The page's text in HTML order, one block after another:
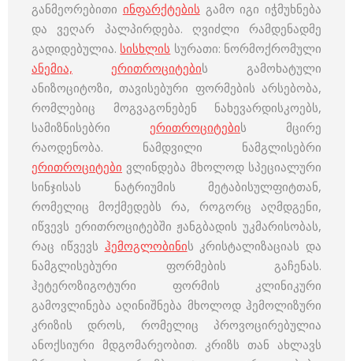
განმეორებითი ინფარქტების გამო იგი იჭმუხნება
და ვეღარ პალპირდება. ღვიძლი რამდენადმე
გადიდებულია. სისხლის სურათი: ნორმოქრომული
ანემია,
ერითროციტების გამოხატული
ანიზოციტოზი, თავისებური ფორმების არსებობა,
რომლებიც მოგვაგონებენ ნახევარდისკოებს,
სამიზნისებრი ერითროციტების მცირე
რაოდენობა. ნამდვილი ნამგლისებრი
ერითროციტები ვლინდება მხოლოდ სპეციალური
სინჯისას ნატრიუმის მეტაბისულფიტთან,
რომელიც მოქმედებს რა, როგორც აღმდგენი,
იწვევს ერითროციტებში ჟანგბადის უკმარისობას,
რაც იწვევს ჰემოგლობინის კრისტალიზაციას და
ნამგლისებური ფორმების გაჩენას.
ჰეტეროზიგოტური ფორმის კლინიკური
გამოვლინება აღინიშნება მხოლოდ ჰემოლიზური
კრიზის დროს, რომელიც პროვოცირებულია
ანოქსიური მდგომარეობით. კრიზს თან ახლავს